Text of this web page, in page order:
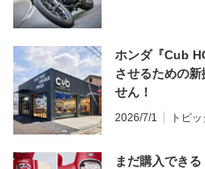
ホンダ『Cub
させるための
せん！
2026/7/1 トピッ
まだ購入でき